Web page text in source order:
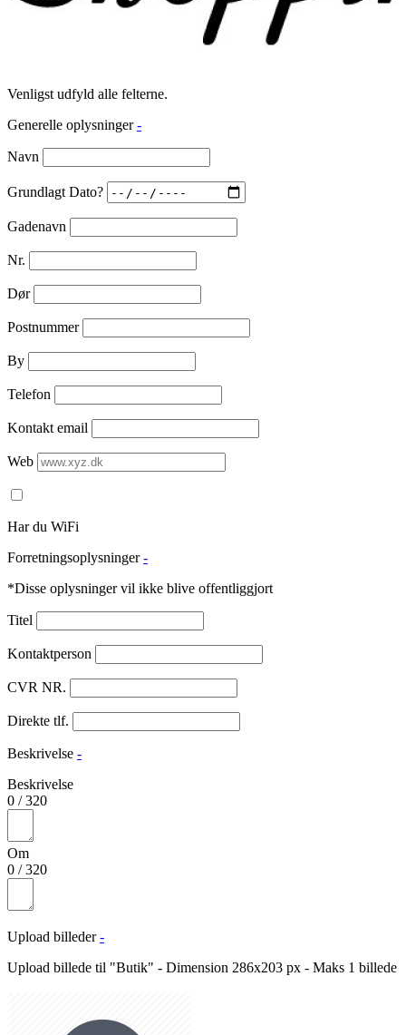
Venligst udfyld alle felterne.
Generelle oplysninger -
Navn
Grundlagt Dato?
Gadenavn
Nr.
Dør
Postnummer
By
Telefon
Kontakt email
Web
Har du WiFi
Forretningsoplysninger -
*Disse oplysninger vil ikke blive offentliggjort
Titel
Kontaktperson
CVR NR.
Direkte tlf.
Beskrivelse -
Beskrivelse
0 /320
Om
0 /320
Upload billeder -
Upload billede til "Butik" - Dimension 286x203 px - Maks 1 billede